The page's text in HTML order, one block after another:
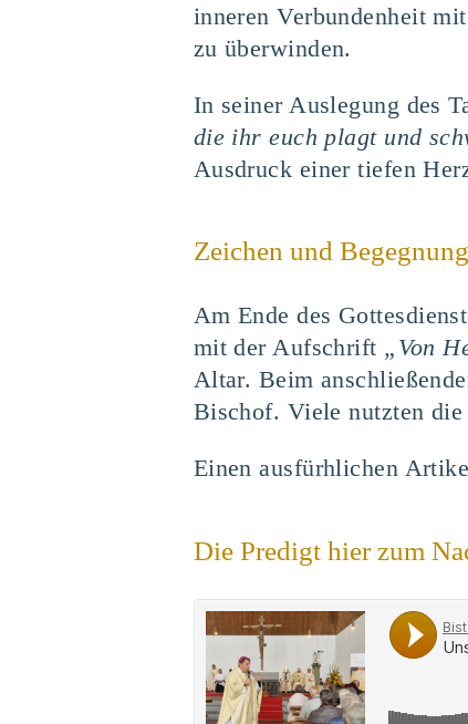
inneren Verbundenheit
zu überwinden.
In seiner Auslegung des
die ihr euch plagt und
Ausdruck einer tiefen
Zeichen und Begegnung
Am Ende des
mit der Aufschrift „Von
Altar. Beim
Bischof. Viele nutzten
Einen ausfürhlichen
Die Predigt hier zum